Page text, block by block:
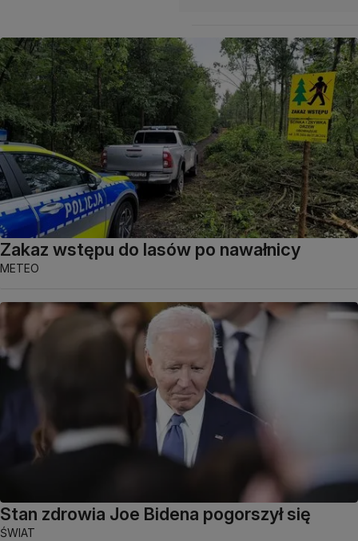
Zakaz wstępu do lasów po nawałnicy
METEO
Stan zdrowia Joe Bidena pogorszył się
ŚWIAT